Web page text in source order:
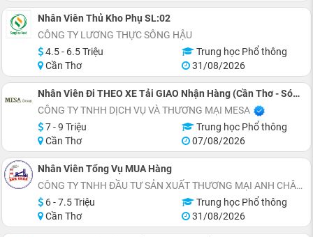
Nhân Viên Thủ Kho Phụ SL:02
CÔNG TY LƯƠNG THỰC SÔNG HẬU
4.5 - 6.5 Triệu
Trung học Phổ thông
Cần Thơ
31/08/2026
Nhân Viên Đi THEO XE Tải GIAO Nhận Hàng (Cần Thơ - Sóc Trăng)
CÔNG TY TNHH DỊCH VỤ VÀ THƯƠNG MẠI MESA
7 - 9 Triệu
Trung học Phổ thông
Cần Thơ
07/08/2026
Nhân Viên Tổng Vụ MUA Hàng
CÔNG TY TNHH ĐẦU TƯ SẢN XUẤT THƯƠNG MẠI ANH CHÂU
6 - 7.5 Triệu
Trung học Phổ thông
Cần Thơ
31/08/2026